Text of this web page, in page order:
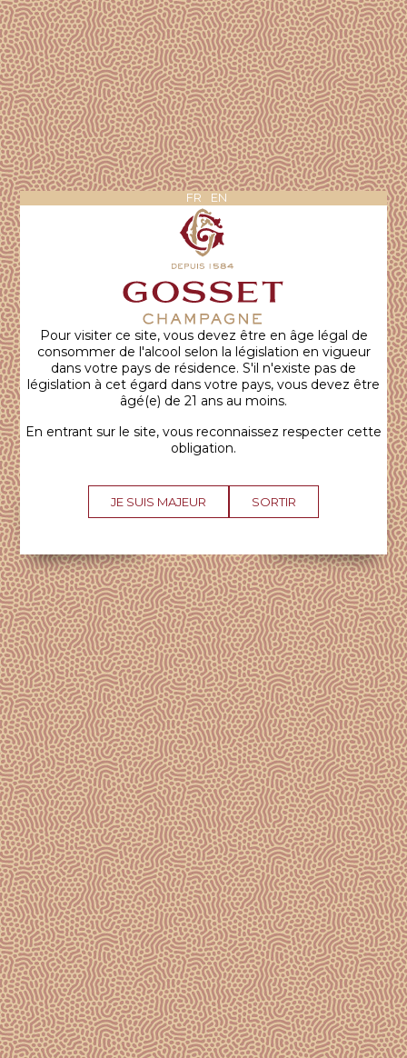
FR EN
Pour visiter ce site, vous devez être en âge légal de
consommer de l'alcool selon la législation en vigueur
dans votre pays de résidence. S'il n'existe pas de
législation à cet égard dans votre pays, vous devez être
âgé(e) de 21 ans au moins.
En entrant sur le site, vous reconnaissez respecter cette
obligation.
JE SUIS MAJEUR SORTIR
PETITE DOUCEUR
ROSÉ
ACHETER
À l'oeil
Une robe orangée aux reflets brillants et
Le premier nez exprime des arômes d’orange
sanguine puis, au réchauffement du vin, se
développent des arômes de fraise mûre puis de
framboise.
En bouche
La bouche est très équilibrée. Un bouquet
aromatique enveloppant, structuré, gourmand,
ACCORDS METS ET CHAMPAGNE
La cuvée des moments de
partage informels au brunch, à
l’heure du thé ou au bord de la
piscine, à déguster avec des
oeufs brouillés au bacon, un